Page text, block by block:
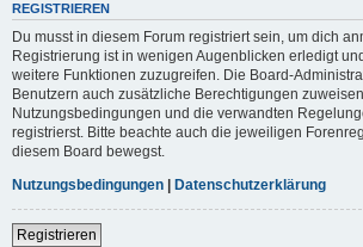
REGISTRIEREN
Du musst in diesem Forum registriert sein, um dich
Registrierung ist in wenigen Augenblicken erledigt
weitere Funktionen zuzugreifen. Die Board-
Benutzern auch zusätzliche Berechtigungen
Nutzungsbedingungen und die verwandten
registrierst. Bitte beachte auch die jeweiligen
diesem Board bewegst.
Nutzungsbedingungen | Datenschutzerklärung
Registrieren